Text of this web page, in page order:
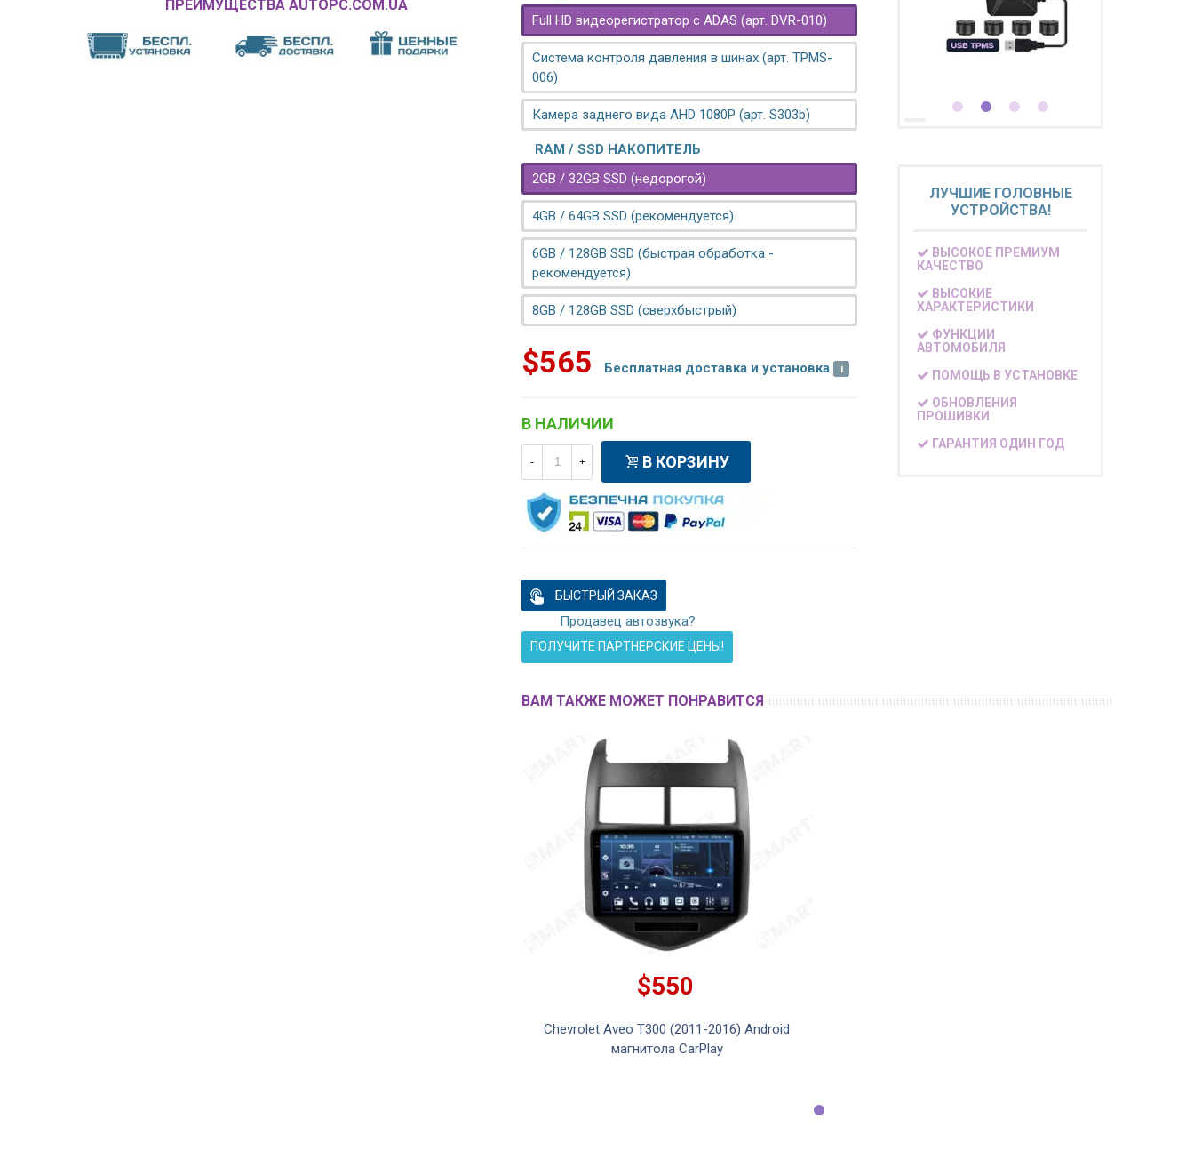
ПРЕИМУЩЕСТВА AUTOPC.COM.UA
Full HD видеорегистратор с ADAS (арт. DVR-010)
Система контроля давления в шинах (арт. TPMS-
006)
Камера заднего вида AHD 1080P (арт. S303b)
RAM / SSD НАКОПИТЕЛЬ
2GB / 32GB SSD (недорогой)
4GB / 64GB SSD (рекомендуется)
6GB / 128GB SSD (быстрая обработка -
рекомендуется)
8GB / 128GB SSD (сверхбыстрый)
$565 Бесплатная доставка и установка
В НАЛИЧИИ
- + В КОРЗИНУ
БЫСТРЫЙ ЗАКАЗ
Продавец автозвука?
ПОЛУЧИТЕ ПАРТНЕРСКИЕ ЦЕНЫ!
ЛУЧШИЕ ГОЛОВНЫЕ
УСТРОЙСТВА!
ВЫСОКОЕ ПРЕМИУМ
КАЧЕСТВО
ВЫСОКИЕ
ХАРАКТЕРИСТИКИ
ФУНКЦИИ
АВТОМОБИЛЯ
ПОМОЩЬ В УСТАНОВКЕ
ОБНОВЛЕНИЯ
ПРОШИВКИ
ГАРАНТИЯ ОДИН ГОД
ВАМ ТАКЖЕ МОЖЕТ ПОНРАВИТСЯ
$550
Chevrolet Aveo T300 (2011-2016) Android
магнитола CarPlay